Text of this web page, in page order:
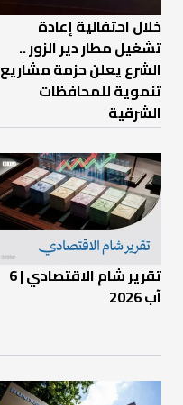
خلال احتفالية إعادة
تشغيل مطار دير الزور ..
الشرع يعلن حزمة مشاريع
تنموية للمحافظات
الشرقية
تقرير شام الاقتصادي | 6
آب 2026